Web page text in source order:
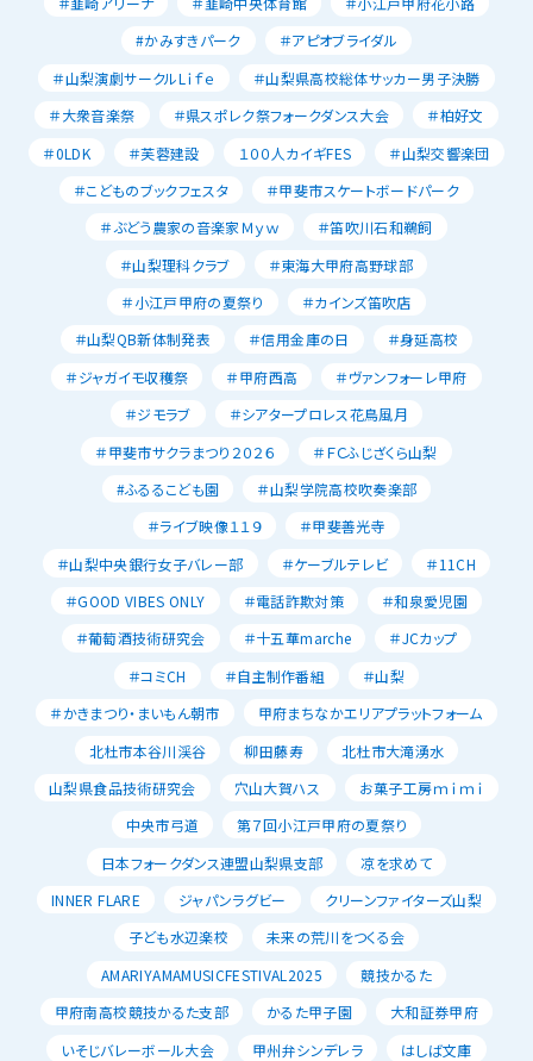
#かみすきパーク
＃アピオブライダル
＃山梨演劇サークルLｉｆｅ
＃山梨県高校総体サッカー男子決勝
＃大衆音楽祭
＃県スポレク祭フォークダンス大会
＃柏好文
＃0LDK
＃芙蓉建設 １００人カイギFES
＃山梨交響楽団
＃こどものブックフェスタ
＃甲斐市スケートボードパーク
＃ぶどう農家の音楽家Ｍｙｗ
＃笛吹川石和鵜飼
＃山梨理科クラブ
＃東海大甲府高野球部
＃小江戸甲府の夏祭り
＃カインズ笛吹店
＃山梨QB新体制発表
＃信用金庫の日
＃身延高校
＃ジャガイモ収穫祭
＃甲府西高
＃ヴァンフォーレ甲府
＃ジモラブ
＃シアタープロレス花鳥風月
＃甲斐市サクラまつり２０２６
＃ＦＣふじざくら山梨
#ふるるこども園
＃山梨学院高校吹奏楽部
＃ライブ映像１１９
＃甲斐善光寺
＃山梨中央銀行女子バレー部
＃ケーブルテレビ
＃11CH
＃GOOD VIBES ONLY
＃電話詐欺対策
＃和泉愛児園
＃葡萄酒技術研究会
＃十五華marche
＃JCカップ
＃コミCH
＃自主制作番組
＃山梨
＃かきまつり・まいもん朝市
甲府まちなかエリアプラットフォーム
北杜市本谷川渓谷
柳田藤寿
北杜市大滝湧水
山梨県食品技術研究会
穴山大賀ハス
お菓子工房ｍｉｍｉ
中央市弓道
第７回小江戸甲府の夏祭り
日本フォークダンス連盟山梨県支部
凉を求めて
INNER FLARE
ジャパンラグビー
クリーンファイターズ山梨
子ども水辺楽校
未来の荒川をつくる会
AMARIYAMAMUSICFESTIVAL2025
競技かるた
甲府南高校競技かるた支部
かるた甲子園
大和証券甲府
いそじバレーボール大会
甲州弁シンデレラ
はしば文庫